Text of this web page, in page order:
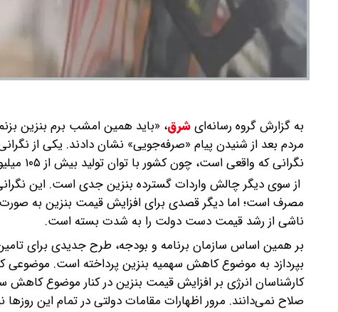
به گزارش گروه رسانه‌ایشرق، «باید همین امشب برم بنزین
مردم بعد از شنیدن پیام «صرفه‌جویی» نشان دادند. یکی از
نگرانی که واقعی است، چون کشور با توان تولید بیش از ۱۰۵ میلیون تا ۱۱۰ میلیون لیتر بنزین را ندارد.
از سوی دیگر چالش واردات گسترده بنزین جدی است. این
مصرف است؛ اما دیگر قصدی برای افزایش قیمت بنزین به
ناشی از رشد قیمت دست دولت را به شدت بسته است.
بر همین اساس سازمان برنامه و بودجه، طرح جدیدی برای
بپردازد به موضوع کاهش سهمیه بنزین پرداخته است. موضوعی که
کارشناسان انرژی بر افزایش قیمت بنزین در کنار موضوع
صلاح نمی‌دانند. مرور اظهارات مقامات دولتی در تمام این